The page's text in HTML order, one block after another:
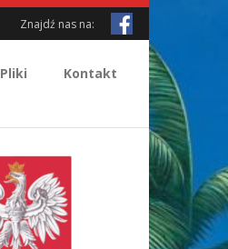
Znajdź nas na:
Pliki Kontakt